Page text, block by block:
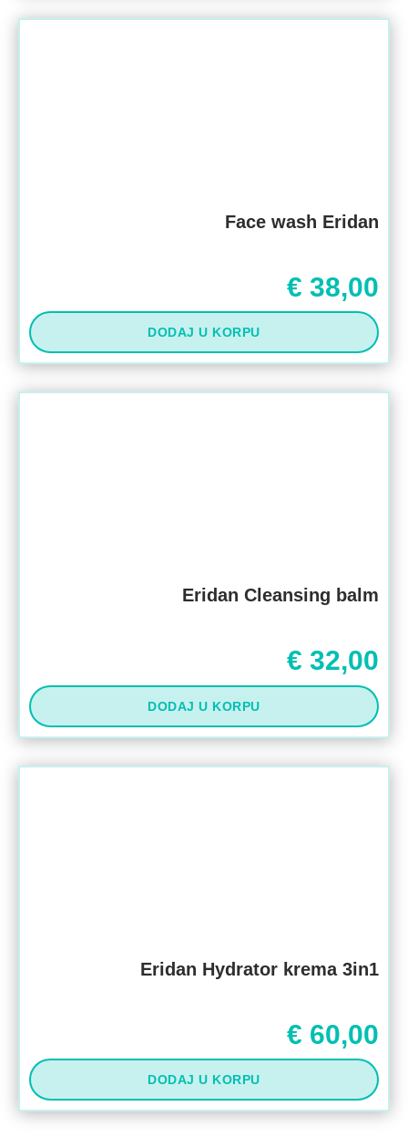
Face wash Eridan
€ 38,00
DODAJ U KORPU
Eridan Cleansing balm
€ 32,00
DODAJ U KORPU
Eridan Hydrator krema 3in1
€ 60,00
DODAJ U KORPU